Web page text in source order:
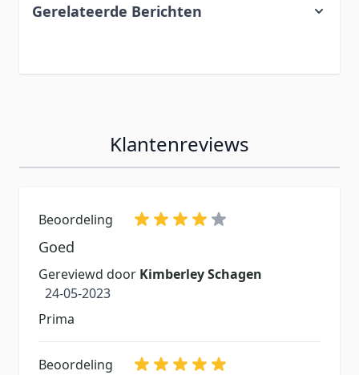
Gerelateerde Berichten
Klantenreviews
Beoordeling
Goed
Gereviewd door Kimberley Schagen
24 mei 2023
24-05-2023
Prima
Beoordeling